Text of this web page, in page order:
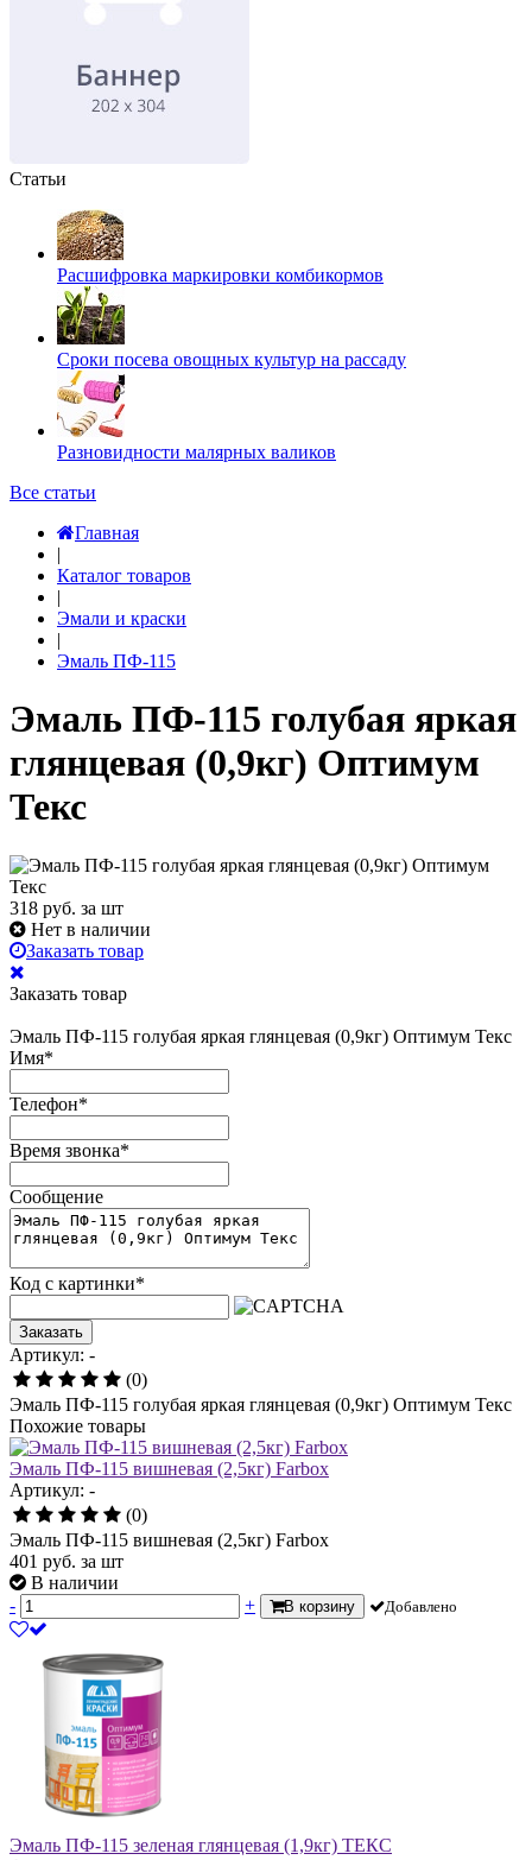
Статьи
Расшифровка маркировки комбикормов
Сроки посева овощных культур на рассаду
Разновидности малярных валиков
Все статьи
Главная
|
Каталог товаров
|
Эмали и краски
|
Эмаль ПФ-115
Эмаль ПФ-115 голубая яркая
глянцевая (0,9кг) Оптимум
Текс
318 руб. за шт
Нет в наличии
Заказать товар
Заказать товар
Эмаль ПФ-115 голубая яркая глянцевая (0,9кг) Оптимум Текс
Имя*
Телефон*
Время звонка*
Сообщение
Код с картинки*
Заказать
Артикул: -
(0)
Эмаль ПФ-115 голубая яркая глянцевая (0,9кг) Оптимум Текс
Похожие товары
Эмаль ПФ-115 вишневая (2,5кг) Farbox
Артикул: -
(0)
Эмаль ПФ-115 вишневая (2,5кг) Farbox
401 руб. за шт
В наличии
-
+ В корзину Добавлено
Эмаль ПФ-115 зеленая глянцевая (1,9кг) ТЕКС